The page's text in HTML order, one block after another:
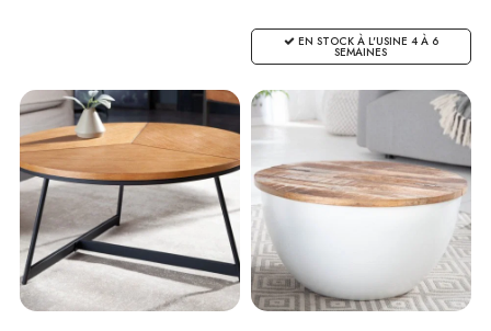
EN STOCK À L'USINE 4 À 6
SEMAINES